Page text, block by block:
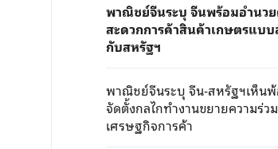
พาณิชย์จีนระบุ จีนพร้อมอำนว
สะดวกการค้าสินค้าเกษตรแบ
กับสหรัฐฯ
พาณิชย์จีนระบุ จีน-สหรัฐฯเห็น
จัดตั้งกลไกทำงานขยายความร่ว
เศรษฐกิจการค้า